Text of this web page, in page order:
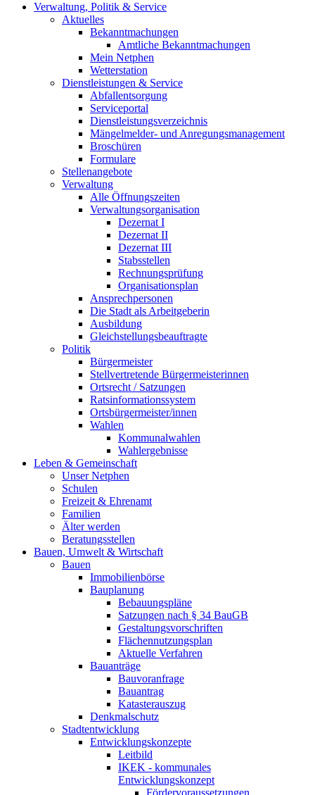
Verwaltung, Politik & Service
Aktuelles
Bekanntmachungen
Amtliche Bekanntmachungen
Mein Netphen
Wetterstation
Dienstleistungen & Service
Abfallentsorgung
Serviceportal
Dienstleistungsverzeichnis
Mängelmelder- und Anregungsmanagement
Broschüren
Formulare
Stellenangebote
Verwaltung
Alle Öffnungszeiten
Verwaltungsorganisation
Dezernat I
Dezernat II
Dezernat III
Stabsstellen
Rechnungsprüfung
Organisationsplan
Ansprechpersonen
Die Stadt als Arbeitgeberin
Ausbildung
Gleichstellungsbeauftragte
Politik
Bürgermeister
Stellvertretende Bürgermeisterinnen
Ortsrecht / Satzungen
Ratsinformationssystem
Ortsbürgermeister/innen
Wahlen
Kommunalwahlen
Wahlergebnisse
Leben & Gemeinschaft
Unser Netphen
Schulen
Freizeit & Ehrenamt
Familien
Älter werden
Beratungsstellen
Bauen, Umwelt & Wirtschaft
Bauen
Immobilienbörse
Bauplanung
Bebauungspläne
Satzungen nach § 34 BauGB
Gestaltungsvorschriften
Flächennutzungsplan
Aktuelle Verfahren
Bauanträge
Bauvoranfrage
Bauantrag
Katasterauszug
Denkmalschutz
Stadtentwicklung
Entwicklungskonzepte
Leitbild
IKEK - kommunales
Entwicklungskonzept
Fördervoraussetzungen